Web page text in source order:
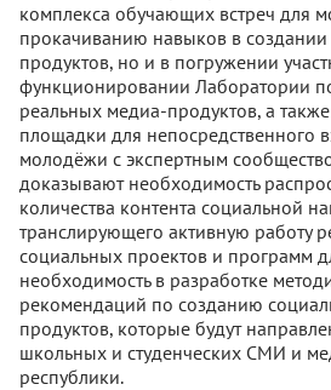
комплекса обучающих встреч для
прокачиванию навыков в
продуктов, но и в погружении
функционировании Лаборатории
реальных медиа-продуктов, а
площадки для непосредственного
молодёжи с экспертным
доказывают необходимость
количества контента социальной
транслирующего активную работу
социальных проектов и программ
необходимость в разработке
рекомендаций по созданию
продуктов, которые будут
школьных и студенческих СМИ и
республики.